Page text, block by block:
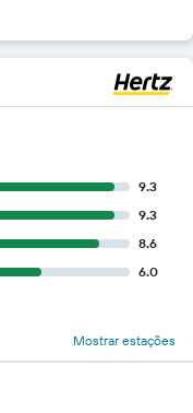
9.3
9.3
8.6
6.0
Mostrar estações